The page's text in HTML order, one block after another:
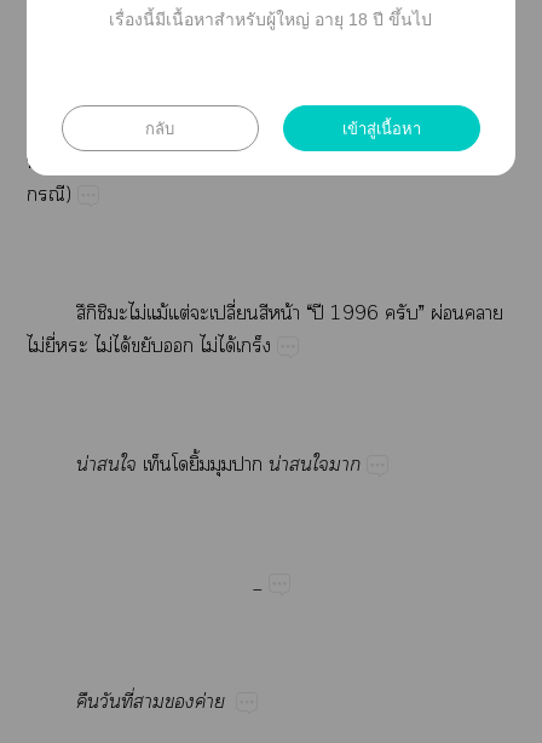
​​​​​ล้​​ล้​ว่​​​ิ้​​​ี่​​
​ว่​​​​ณ์​(​​​ี่​น่​​ื่​​​​​
)
ึิ​​ไม่​ม้​ต่​​ปี่​​น้​“​ปี​1996​”​ผ่​​
ไม่​ี่​ไม่​ได้​​​ไม่​ได้​
น่​​ ​​ิ้​​ น่​​​
_
​ี่​​​ค่
เรื่องนี้มีเนื้อหาสำหรับผู้ใหญ่ อายุ 18 ปี ขึ้นไป
กลับ เข้าสู่เนื้อหา